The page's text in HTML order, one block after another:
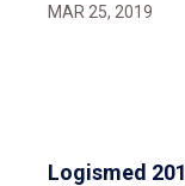
MAR 25, 2019
Logismed